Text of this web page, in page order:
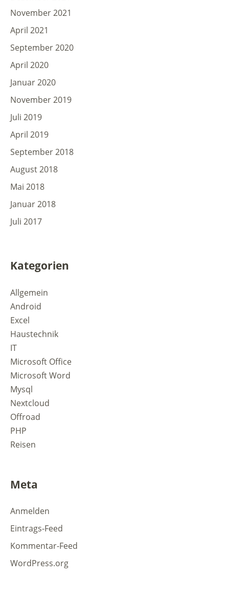
November 2021
April 2021
September 2020
April 2020
Januar 2020
November 2019
Juli 2019
April 2019
September 2018
August 2018
Mai 2018
Januar 2018
Juli 2017
Kategorien
Allgemein
Android
Excel
Haustechnik
IT
Microsoft Office
Microsoft Word
Mysql
Nextcloud
Offroad
PHP
Reisen
Meta
Anmelden
Eintrags-Feed
Kommentar-Feed
WordPress.org